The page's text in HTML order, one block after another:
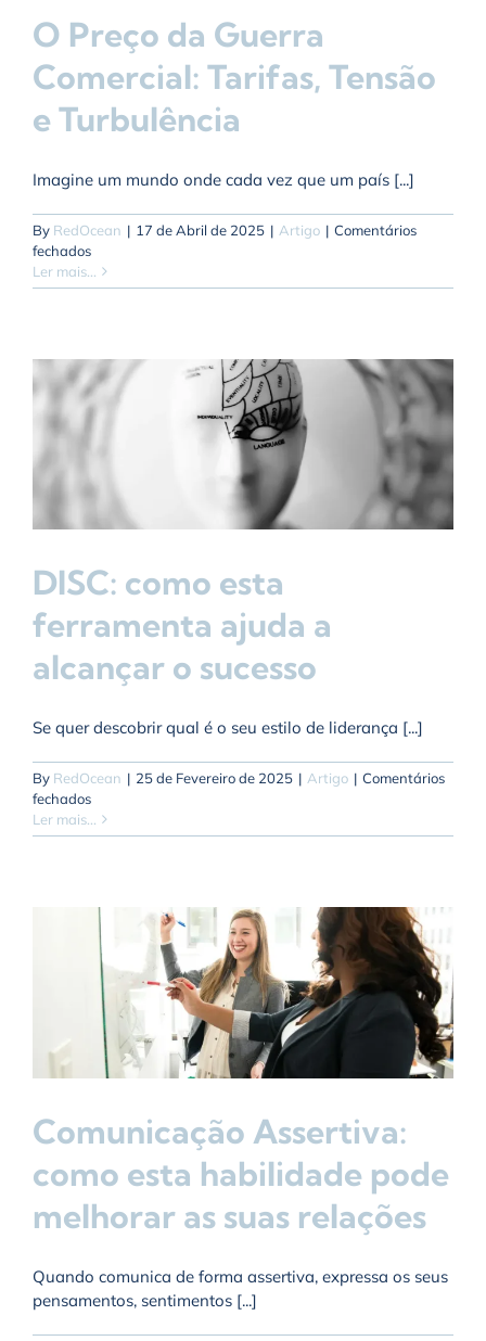
O Preço da Guerra
Comercial: Tarifas, Tensão
e Turbulência
Imagine um mundo onde cada vez que um país [...]
By RedOcean | 17 de Abril de 2025 | Artigo | Comentários
fechadosem
Preço
Tarifas,
Tensão
Ler mais...
DISC: como esta
ferramenta ajuda a
alcançar o sucesso
Se quer descobrir qual é o seu estilo de liderança [...]
By RedOcean | 25 de Fevereiro de 2025 | Artigo | Comentários
fechadosem
DISC:
como
alcançar
sucesso
Ler mais...
Comunicação Assertiva:
como esta habilidade pode
melhorar as suas relações
Quando comunica de forma assertiva, expressa os seus
pensamentos, sentimentos [...]